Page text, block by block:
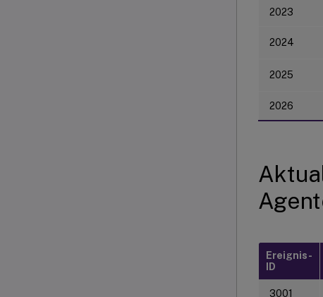
2023
2024
2025
2026
Ereignis-
ID
3001